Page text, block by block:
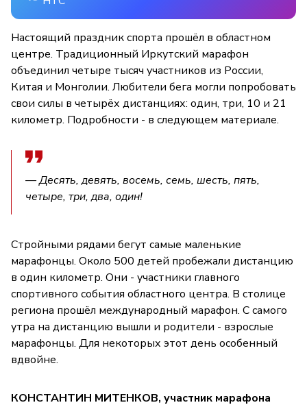
Настоящий праздник спорта прошёл в областном
центре. Традиционный Иркутский марафон
объединил четыре тысяч участников из России,
Китая и Монголии. Любители бега могли попробовать
свои силы в четырёх дистанциях: один, три, 10 и 21
километр. Подробности - в следующем материале.
— Десять, девять, восемь, семь, шесть, пять,
четыре, три, два, один!
Стройными рядами бегут самые маленькие
марафонцы. Около 500 детей пробежали дистанцию
в один километр. Они - участники главного
спортивного события областного центра. В столице
региона прошёл международный марафон. С самого
утра на дистанцию вышли и родители - взрослые
марафонцы. Для некоторых этот день особенный
вдвойне.
КОНСТАНТИН МИТЕНКОВ, участник марафона